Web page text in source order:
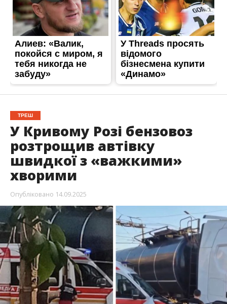
ТРЕШ
У Кривому Розі бензовоз
розтрощив автівку
швидкої з «важкими»
хворими
Опубліковано 14.09.2025